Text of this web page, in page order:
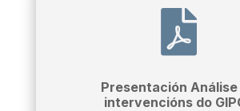

Presentación Análise
intervencións do